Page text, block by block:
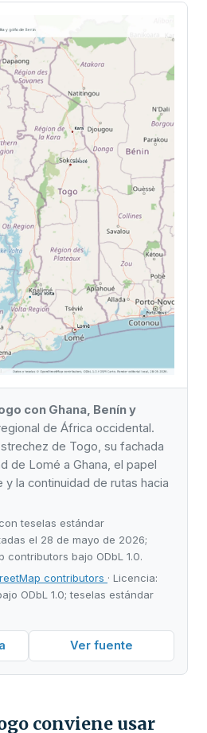
con Ghana, Benín y
de África occidental.
de Togo, su fachada
de Lomé a Ghana, el papel
la continuidad de rutas hacia
teselas estándar
el 28 de mayo de 2026;
contributors bajo ODbL 1.0.
contributors · Licencia:
ODbL 1.0; teselas estándar
Ver fuente
conviene usar